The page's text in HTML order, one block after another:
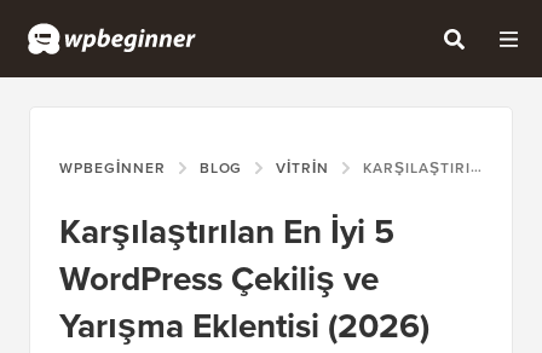
WPBEGINNER BLOG VITRIN KARŞILAŞTIRILAN EN İYI 5 WORDPRESS ÇEKILIŞ VE YARIŞMA EKLENTISI (2026)
Karşılaştırılan En İyi 5
WordPress Çekiliş ve
Yarışma Eklentisi (2026)